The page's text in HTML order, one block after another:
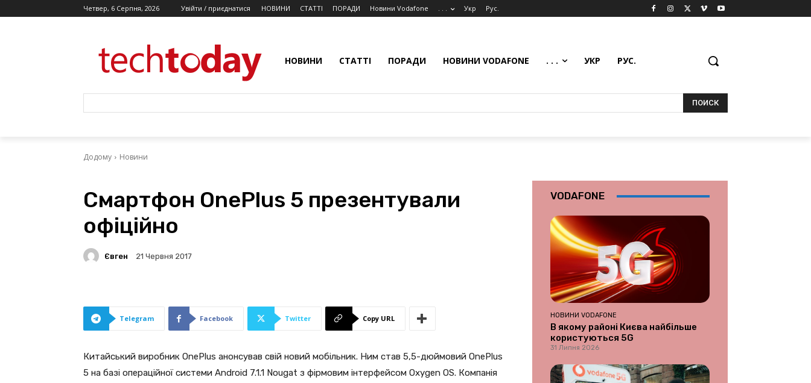
Четвер, 6 Серпня, 2026 Увійти / приєднатися НОВИНИ СТАТТІ ПОРАДИ Новини Vodafone . . . Укр Рус.
НОВИНИ СТАТТІ ПОРАДИ НОВИНИ VODAFONE . . . УКР РУС.
ПОИСК
Додому Новини
Смартфон OnePlus 5 презентували
офіційно
Євген 21 Червня 2017
Telegram Facebook Twitter Copy URL
Китайський виробник OnePlus анонсував свій новий мобільник. Ним став 5,5-дюймовий OnePlus
5 на базі операційної системи Android 7.1.1 Nougat з фірмовим інтерфейсом Oxygen OS. Компанія
VODAFONE
НОВИНИ VODAFONE
В якому районі Києва найбільше
користуються 5G
31 Липня 2026